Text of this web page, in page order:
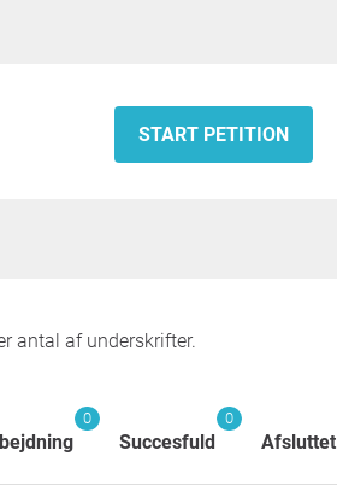
START PETITION
antal af underskrifter.
0
Succesfuld
0
Afsluttet